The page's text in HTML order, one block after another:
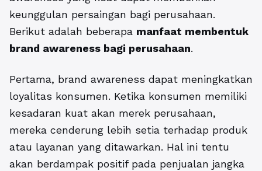
keunggulan persaingan bagi perusahaan.
Berikut adalah beberapa manfaat membentuk
brand awareness bagi perusahaan.
Pertama, brand awareness dapat meningkatkan
loyalitas konsumen. Ketika konsumen memiliki
kesadaran kuat akan merek perusahaan,
mereka cenderung lebih setia terhadap produk
atau layanan yang ditawarkan. Hal ini tentu
akan berdampak positif pada penjualan jangka